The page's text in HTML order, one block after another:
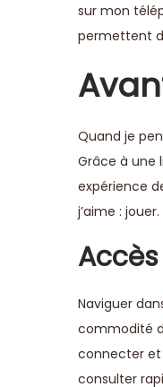
sur mon
permettent
Quand je
Grâce à une
expérience
j’aime : jouer.
Naviguer
commodité
connecter et
consulter